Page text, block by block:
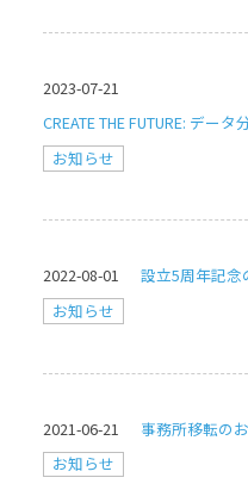
2023-07-21
CREATE THE FUTURE: デー
お知らせ
2022-08-01
設立5周年記念
お知らせ
2021-06-21
事務所移転の
お知らせ